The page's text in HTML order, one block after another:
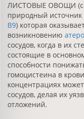
ЛИСТОВЫЕ ОВОЩИ
природный источник
В9) которая
возникновению
сосудов, когда в их
состоящие в
способности
гомоцистеина в
концентрациях
сосудов, делая их
отложений.